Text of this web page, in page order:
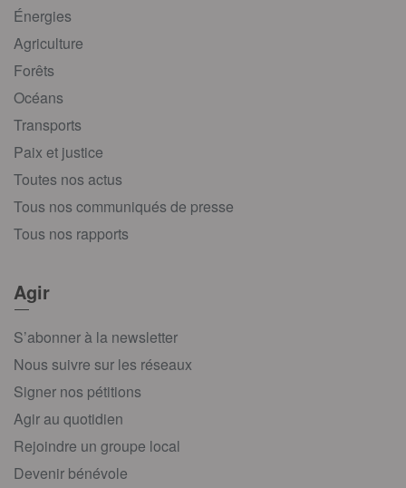
Énergies
Agriculture
Forêts
Océans
Transports
Paix et justice
Toutes nos actus
Tous nos communiqués de presse
Tous nos rapports
Agir
S’abonner à la newsletter
Nous suivre sur les réseaux
Signer nos pétitions
Agir au quotidien
Rejoindre un groupe local
Devenir bénévole